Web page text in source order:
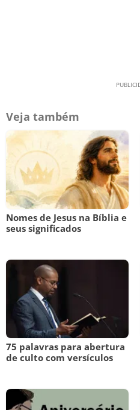
Veja também
Nomes de Jesus na Bíblia e
seus significados
75 palavras para abertura
de culto com versículos